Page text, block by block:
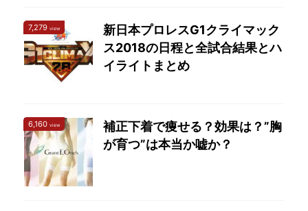
7,279 view
新日本プロレスG1クライマック
ス2018の日程と全試合結果とハ
イライトまとめ
6,160 view
補正下着で痩せる？効果は？”胸
が育つ”は本当か嘘か？